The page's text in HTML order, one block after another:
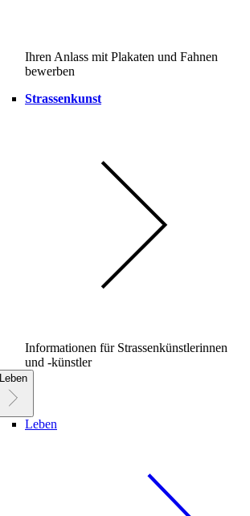
Ihren Anlass mit Plakaten und Fahnen
bewerben
Strassenkunst
Informationen für Strassenkünstlerinnen
und -künstler
Leben
Leben